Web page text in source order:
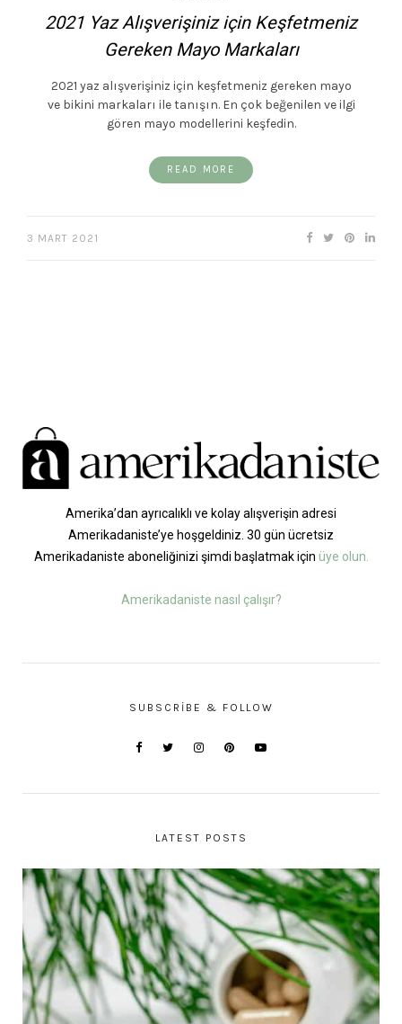
2021 Yaz Alışverişiniz için Keşfetmeniz
Gereken Mayo Markaları
2021 yaz alışverişiniz için keşfetmeniz gereken mayo
ve bikini markaları ile tanışın. En çok beğenilen ve ilgi
gören mayo modellerini keşfedin.
READ MORE
3 MART 2021
Amerika’dan ayrıcalıklı ve kolay alışverişin adresi
Amerikadaniste’ye hoşgeldiniz. 30 gün ücretsiz
Amerikadaniste aboneliğinizi şimdi başlatmak için üye olun.
Amerikadaniste nasıl çalışır?
SUBSCRIBE & FOLLOW
LATEST POSTS